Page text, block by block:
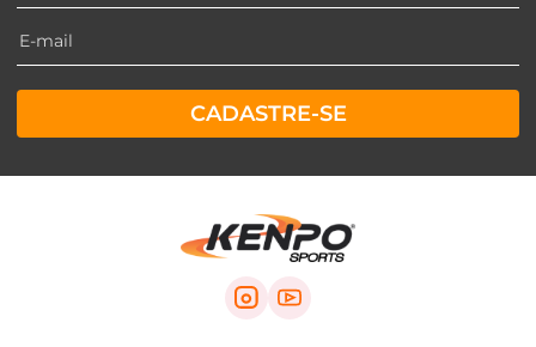
CADASTRE-SE